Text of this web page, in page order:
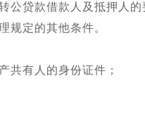
公贷款借款人及抵押人的
规定的其他条件。
共有人的身份证件；